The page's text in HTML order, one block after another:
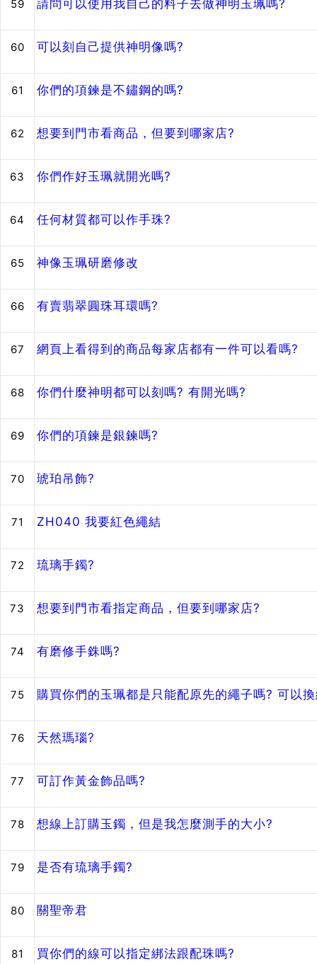
59 請問可以使用我自己的料子去做神明玉珮嗎?
60 可以刻自己提供神明像嗎?
61 你們的項鍊是不鏽鋼的嗎?
62 想要到門市看商品，但要到哪家店?
63 你們作好玉珮就開光嗎?
64 任何材質都可以作手珠?
65 神像玉珮研磨修改
66 有賣翡翠圓珠耳環嗎?
67 網頁上看得到的商品每家店都有一件可以看嗎?
68 你們什麼神明都可以刻嗎? 有開光嗎?
69 你們的項鍊是銀鍊嗎?
70 琥珀吊飾?
71 ZH040 我要紅色繩結
72 琉璃手鐲?
73 想要到門市看指定商品，但要到哪家店?
74 有磨修手銖嗎?
75 購買你們的玉珮都是只能配原先的繩子嗎? 可以
76 天然瑪瑙?
77 可訂作黃金飾品嗎?
78 想線上訂購玉鐲，但是我怎麼測手的大小?
79 是否有琉璃手鐲?
80 關聖帝君
81 買你們的線可以指定綁法跟配珠嗎?